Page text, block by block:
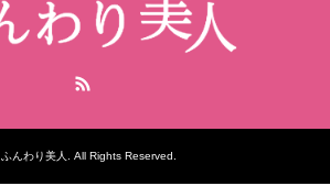
ふんわり美人 . All Rights Reserved.